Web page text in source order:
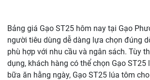
Bảng giá Gạo ST25 hôm nay tại Gạo
người tiêu dùng dễ dàng lựa chọn đúng
phù hợp với nhu cầu và ngân sách. Tùy
dụng, khách hàng có thể chọn Gạo ST25
bữa ăn hằng ngày, Gạo ST25 lúa tôm